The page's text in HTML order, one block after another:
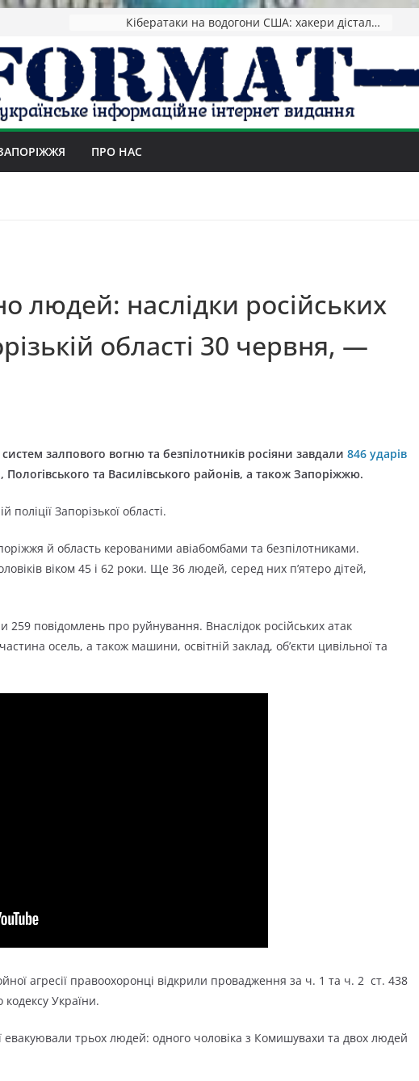
Кібератаки на водогони США: хакери дісталися систем 12 штатів
ПРО НАС
людей: наслідки російських
області 30 червня, —
систем залпового вогню та безпілотників росіяни завдали 846 ударів
Пологівського та Василівського районів, а також Запоріжжю.
поліції Запорізької області.
й область керованими авіабомбами та безпілотниками.
віком 45 і 62 роки. Ще 36 людей, серед них п’ятеро дітей,
259 повідомлень про руйнування. Внаслідок російських атак
осель, а також машини, освітній заклад, об’єкти цивільної та
агресії правоохоронці відкрили провадження за ч. 1 та ч. 2 ст. 438
України.
евакуювали трьох людей: одного чоловіка з Комишувахи та двох людей